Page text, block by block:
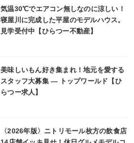
気温30℃でエアコン無しなのに涼しい！
寝屋川に完成した平屋のモデルハウス。
見学受付中【ひらつー不動産】
美味しいもん好き集まれ！地元を愛する
スタッフ大募集 ― トップワールド【ひ
らつー求人】
〈2026年版〉ニトリモール枚方の飲食店